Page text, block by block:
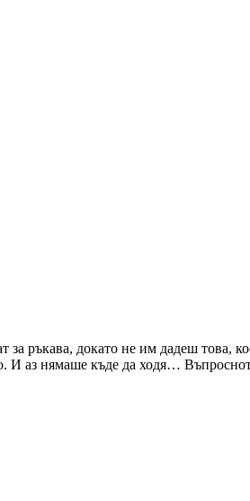
за ръкава, докато не им дадеш това,
И аз нямаше къде да ходя…